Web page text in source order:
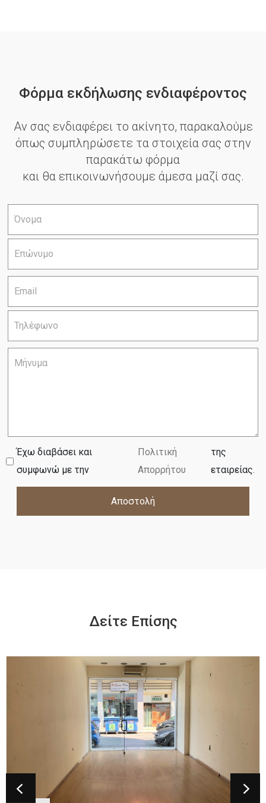
Φόρμα εκδήλωσης ενδιαφέροντος
Αν σας ενδιαφέρει το ακίνητο, παρακαλούμε
όπως συμπληρώσετε τα στοιχεία σας στην
παρακάτω φόρμα
και θα επικοινωνήσουμε άμεσα μαζί σας.
Έχω διαβάσει και
συμφωνώ με την
Πολιτική
Απορρήτου
της
εταιρείας.
Αποστολή
Δείτε Επίσης